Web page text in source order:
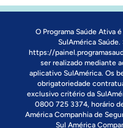
O Programa Saúde Ativa
SulAmérica Saúde.
https://
ser realizado mediante
aplicativo SulAmérica. Os
obrigatoriedade
exclusivo critério da
0800 725 3374, horário
América Companhia de
Sul América